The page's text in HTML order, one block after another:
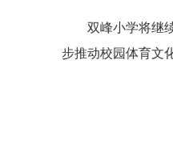
双峰小学将继
步推动校园体育文